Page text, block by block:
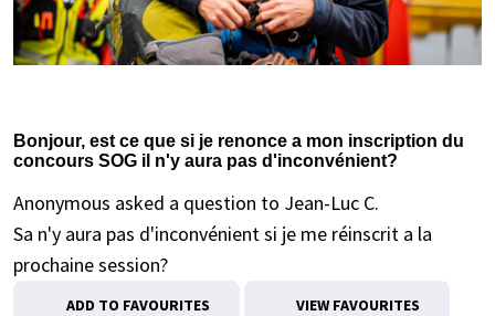
Bonjour, est ce que si je renonce a mon inscription du
concours SOG il n'y aura pas d'inconvénient?
Anonymous asked a question to Jean-Luc C.
Sa n'y aura pas d'inconvénient si je me réinscrit a la
prochaine session?
ADD TO FAVOURITES VIEW FAVOURITES